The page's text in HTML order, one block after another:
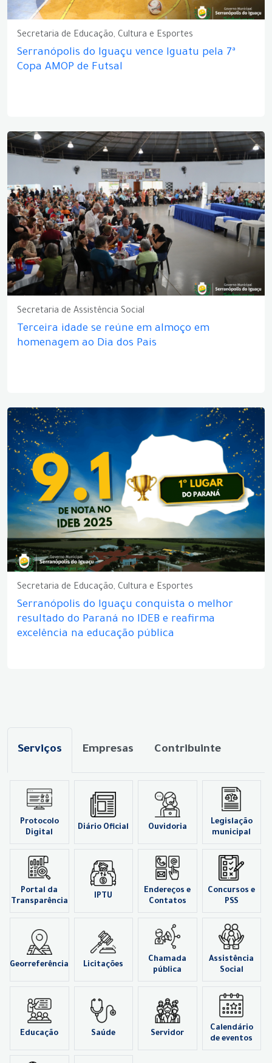
Secretaria de Educação, Cultura e Esportes
Serranópolis do Iguaçu vence Iguatu pela 7ª
Copa AMOP de Futsal
Secretaria de Assistência Social
Terceira idade se reúne em almoço em
homenagem ao Dia dos Pais
Secretaria de Educação, Cultura e Esportes
Serranópolis do Iguaçu conquista o melhor
resultado do Paraná no IDEB e reafirma
excelência na educação pública
Serviços Empresas Contribuinte
Protocolo
Digital
Diário Oficial Ouvidoria
Legislação
municipal
Portal da
Transparência
IPTU
Endereços e
Contatos
Concursos e
PSS
Georreferência Licitações
Chamada
pública
Assistência
Social
Educação Saúde Servidor
Calendário
de eventos